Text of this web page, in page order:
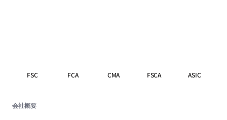
FSC FCA CMA FSCA ASIC
会社概要